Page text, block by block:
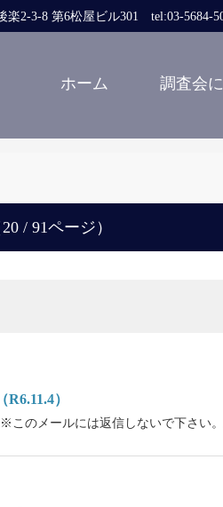
楽2-3-8 第6松屋ビル301 tel:03-5684-
ホーム 調査会
/ 91ページ）
）
※このメールには返信しないで下さい